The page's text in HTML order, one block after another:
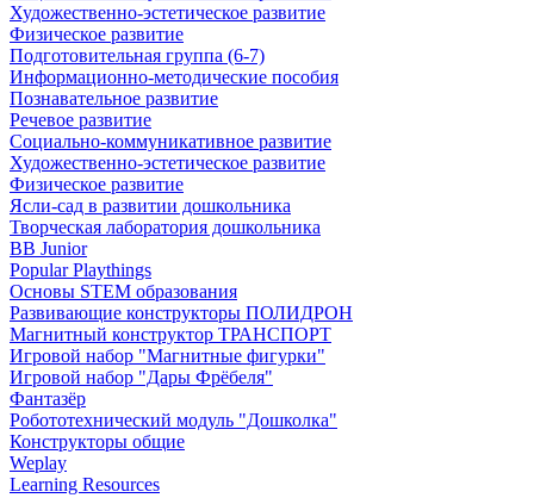
Художественно-эстетическое развитие
Физическое развитие
Подготовительная группа (6-7)
Информационно-методические пособия
Познавательное развитие
Речевое развитие
Социально-коммуникативное развитие
Художественно-эстетическое развитие
Физическое развитие
Ясли-сад в развитии дошкольника
Творческая лаборатория дошкольника
BB Junior
Popular Playthings
Основы STEM образования
Развивающие конструкторы ПОЛИДРОН
Магнитный конструктор ТРАНСПОРТ
Игровой набор "Магнитные фигурки"
Игровой набор "Дары Фрёбеля"
Фантазёр
Робототехнический модуль "Дошколка"
Конструкторы общие
Weplay
Learning Resources